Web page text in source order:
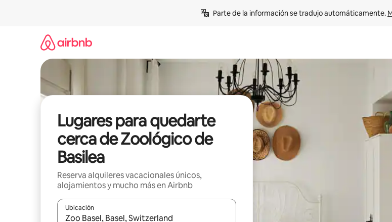
Parte de la información se tradujo automáticamente.
Lugares para quedarte
cerca de Zoológico de
Basilea
Reserva alquileres vacacionales únicos,
alojamientos y mucho más en Airbnb
Ubicación
Cuando los resultados estén disponibles, navega con las teclas de flecha hacia arriba y hacia abajo